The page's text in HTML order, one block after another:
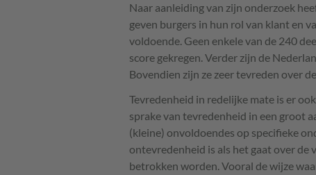
Naar aanleiding van zijn onderzoek
geven burgers in hun rol van klant en
voldoende. Geen enkele van de 240
score gekregen. Verder zijn de
Bovendien zijn ze zeer tevreden over
Tevredenheid in redelijke mate is er
sprake van tevredenheid in een groot
(kleine) onvoldoendes op specifieke
ontevredenheid is als het gaat over
betrokken worden. Vooral de wijze